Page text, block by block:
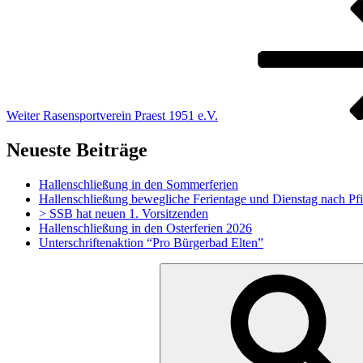
Weiter Rasensportverein Praest 1951 e.V.
Neueste Beiträge
Hallenschließung in den Sommerferien
Hallenschließung bewegliche Ferientage und Dienstag nach
> SSB hat neuen 1. Vorsitzenden
Hallenschließung in den Osterferien 2026
Unterschriftenaktion “Pro Bürgerbad Elten”